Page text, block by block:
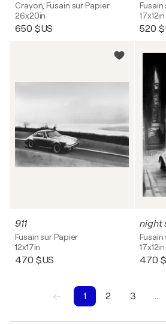
Crayon, Fusain sur Papier
26x20in
650 $US
Fusain
17x12in
520
911
Fusain sur Papier
12x17in
470 $US
night
Fusain
17x12in
470
1 2 3 …